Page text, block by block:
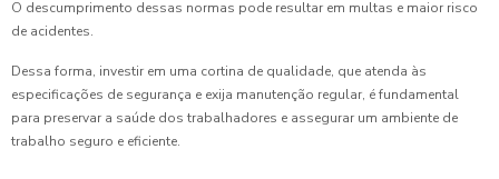
O descumprimento dessas normas pode resultar em multas e maior risco
de acidentes.
Dessa forma, investir em uma cortina de qualidade, que atenda às
especificações de segurança e exija manutenção regular, é fundamental
para preservar a saúde dos trabalhadores e assegurar um ambiente de
trabalho seguro e eficiente.